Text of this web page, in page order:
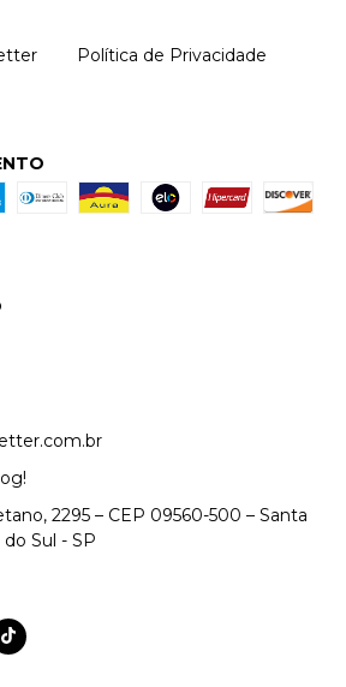
Política de Privacidade
2295 – CEP 09560-500 – Santa
Sul - SP